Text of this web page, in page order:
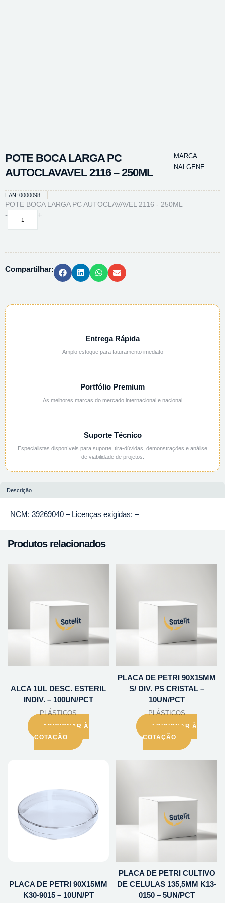
POTE BOCA LARGA PC
AUTOCLAVAVEL 2116 – 250ML
MARCA:
NALGENE
EAN: 0000098
POTE BOCA LARGA PC AUTOCLAVAVEL 2116 - 250ML
-
POTE
2116
quantidade
+
Compartilhar:
Entrega Rápida
Amplo estoque para faturamento imediato
Portfólio Premium
As melhores marcas do mercado internacional e nacional
Suporte Técnico
Especialistas disponíveis para suporte, tira-dúvidas, demonstrações e análise
de viabilidade de projetos.
Descrição
NCM: 39269040 – Licenças exigidas: –
Produtos relacionados
ALCA 1UL DESC. ESTERIL
INDIV. – 100UN/PCT
PLÁSTICOS
ADICIONAR À
COTAÇÃO
PLACA DE PETRI 90X15MM
S/ DIV. PS CRISTAL –
10UN/PCT
PLÁSTICOS
ADICIONAR À
COTAÇÃO
PLACA DE PETRI 90X15MM
K30-9015 – 10UN/PT
PLACA DE PETRI CULTIVO
DE CELULAS 135,5MM K13-
0150 – 5UN/PCT